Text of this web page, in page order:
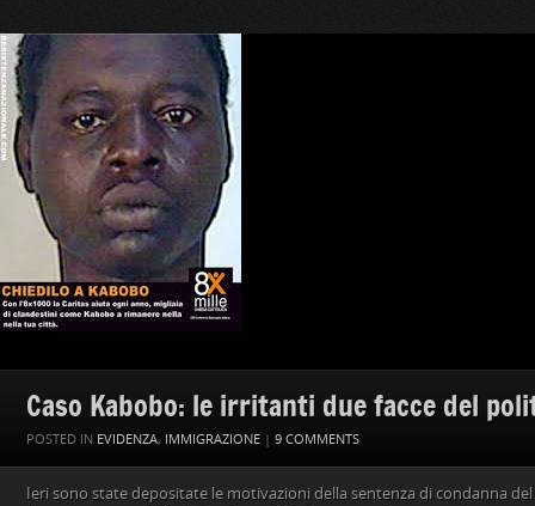
Caso Kabobo: le irritanti due facce del
POSTED IN EVIDENZA, IMMIGRAZIONE | 9 COMMENTS
Ieri sono state depositate le motivazioni della sentenza di condanna